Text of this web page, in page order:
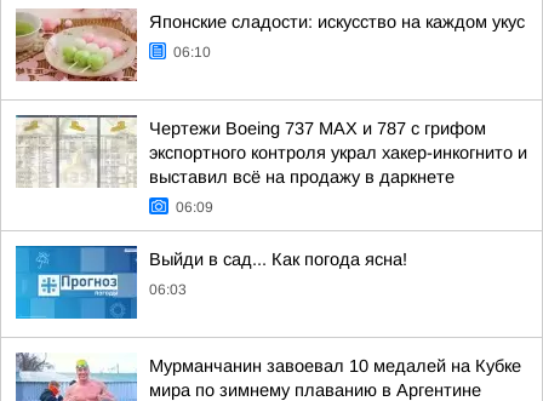
Японские сладости: искусство на каждом укус
06:10
Чертежи Boeing 737 MAX и 787 с грифом
экспортного контроля украл хакер-инкогнито и
выставил всё на продажу в даркнете
06:09
Выйди в сад... Как погода ясна!
06:03
Мурманчанин завоевал 10 медалей на Кубке
мира по зимнему плаванию в Аргентине